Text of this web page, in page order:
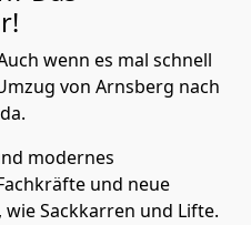
wenn es mal schnell
von Arnsberg nach
modernes
und neue
Sackkarren und Lifte.